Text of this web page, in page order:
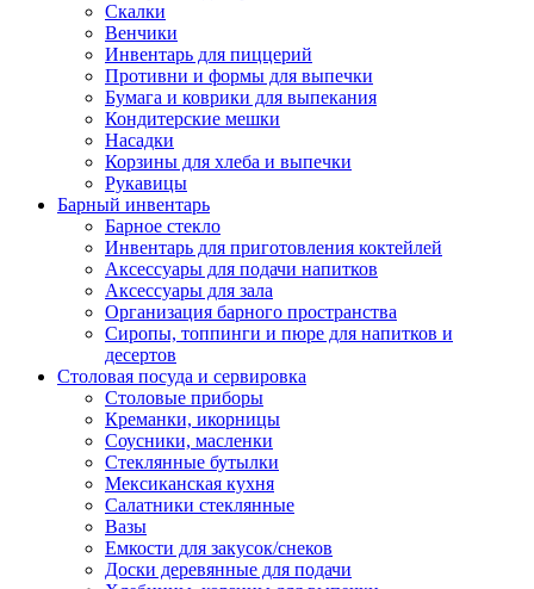
Скалки
Венчики
Инвентарь для пиццерий
Противни и формы для выпечки
Бумага и коврики для выпекания
Кондитерские мешки
Насадки
Корзины для хлеба и выпечки
Рукавицы
Барный инвентарь
Барное стекло
Инвентарь для приготовления коктейлей
Аксессуары для подачи напитков
Аксессуары для зала
Организация барного пространства
Сиропы, топпинги и пюре для напитков и
десертов
Столовая посуда и сервировка
Столовые приборы
Креманки, икорницы
Соусники, масленки
Стеклянные бутылки
Мексиканская кухня
Салатники стеклянные
Вазы
Емкости для закусок/снеков
Доски деревянные для подачи